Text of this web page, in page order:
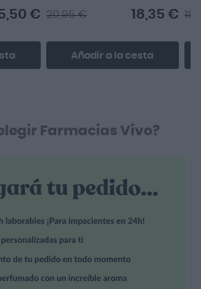
€ 18,35 €
20,95 €
Añadir a la cesta
Farmacias Vivo?